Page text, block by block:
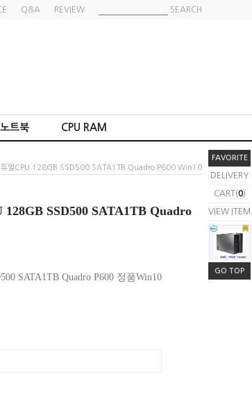
FAVORITE
DELIVERY
CART(0)
VIEW ITEM
GO TOP
Q&A REVIEW SEARCH
노트북 CPU RAM
얼CPU 128GB SSD500 SATA1TB Quadro P600 Win10
SSD500 SATA1TB Quadro
SATA1TB Quadro P600 정품Win10